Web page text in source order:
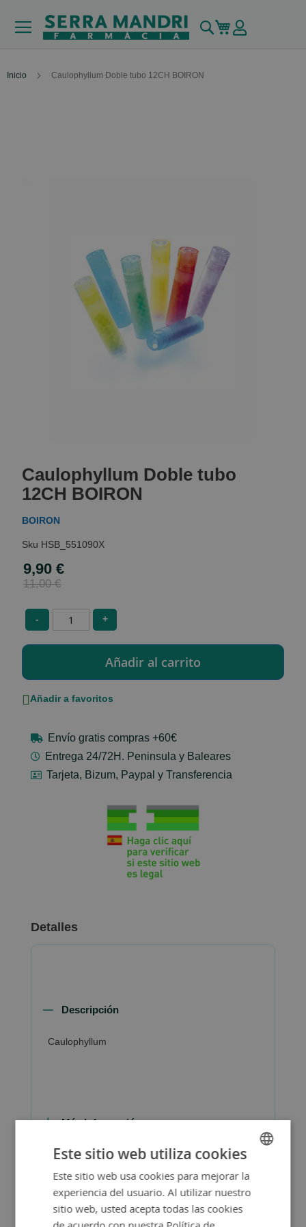
Buscar
Mi carrito
Inicio Caulophyllum Doble tubo 12CH BOIRON
the
beginning
of
the
gallery
Caulophyllum Doble tubo
12CH BOIRON
BOIRON
HSB_551090X
Special
Price
9,90 €
11,00 €
- +
Añadir a favoritos
Envío gratis compras +60€
Entrega 24/72H. Peninsula y Baleares
Tarjeta, Bizum, Paypal y Transferencia
Detalles
Descripción
Caulophyllum
Más Información
SPANISH
ENGLISH
Este sitio web utiliza cookies
Este sitio web usa cookies para mejorar la
experiencia del usuario. Al utilizar nuestro
sitio web, usted acepta todas las cookies